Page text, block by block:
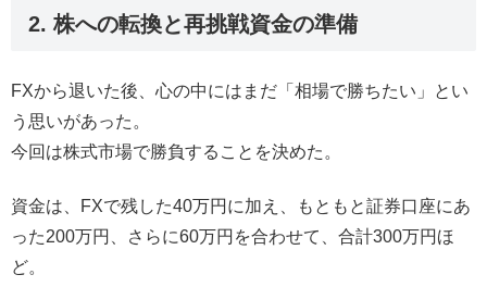
2. 株への転換と再挑戦資金の準備
FXから退いた後、心の中にはまだ「相場で勝ちたい」とい
う思いがあった。
今回は株式市場で勝負することを決めた。
資金は、FXで残した40万円に加え、もともと証券口座にあ
った200万円、さらに60万円を合わせて、合計300万円ほ
ど。